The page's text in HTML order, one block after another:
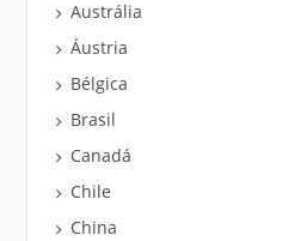
Austrália
Áustria
Bélgica
Brasil
Canadá
Chile
China